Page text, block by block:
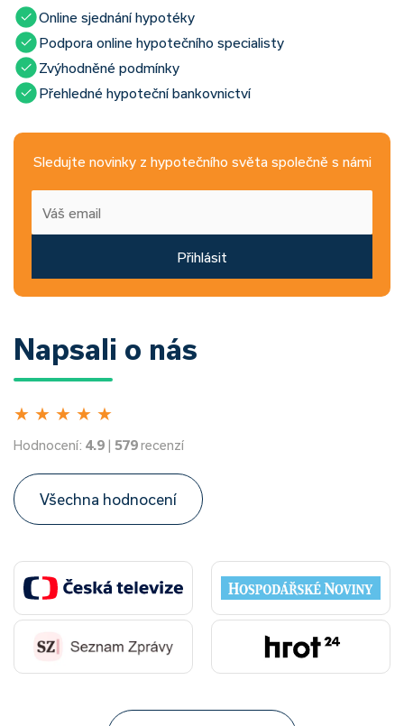
Online sjednání hypotéky
Podpora online hypotečního specialisty
Zvýhodněné podmínky
Přehledné hypoteční bankovnictví
Sledujte novinky z hypotečního světa společně s námi
Přihlásit
Napsali o nás
★ ★ ★ ★ ★
Hodnocení: 4.9 | 579recenzí
Všechna hodnocení